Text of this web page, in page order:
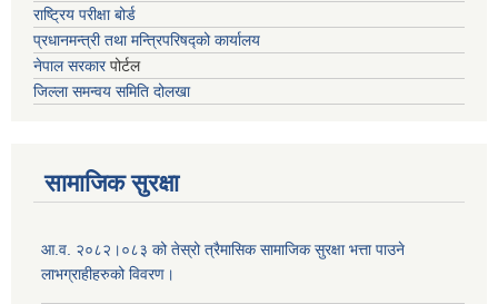
राष्ट्रिय परीक्षा बोर्ड
प्रधानमन्त्री तथा मन्त्रिपरिषद्को कार्यालय
नेपाल सरकारपोर्टल
जिल्ला समन्वय समिति दोलखा
सामाजिक सुरक्षा
आ.व. २०८२।०८३ को तेस्रो त्रैमासिक सामाजिक सुरक्षा भत्ता पाउने
लाभग्राहीहरुको विवरण।